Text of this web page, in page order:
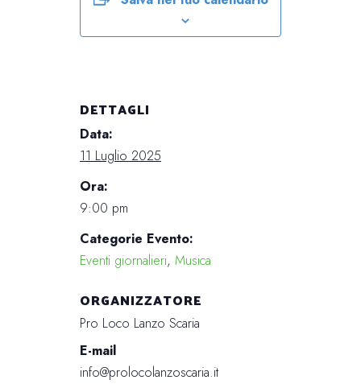
DETTAGLI
Data:
11 Luglio 2025
Ora:
9:00 pm
Categorie Evento:
Eventi giornalieri, Musica
ORGANIZZATORE
Pro Loco Lanzo Scaria
E-mail
info@prolocolanzoscaria.it